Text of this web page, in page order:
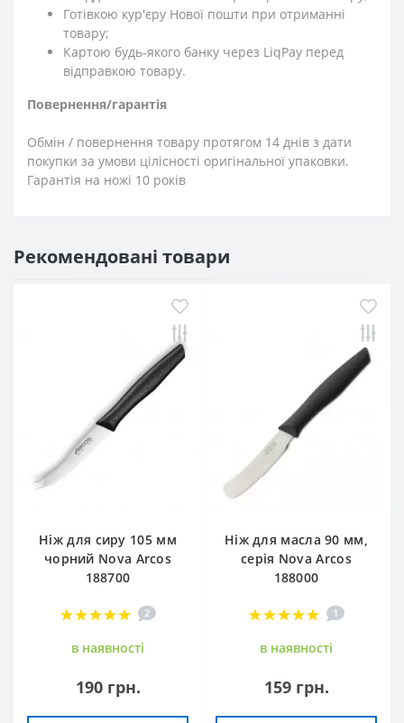
Готівкою кур'єру Нової пошти при отриманні
товару;
Картою будь-якого банку через LiqPay перед
відправкою товару.
Повернення/гарантія
Обмін / повернення товару протягом 14 днів з дати
покупки за умови цілісності оригінальної упаковки.
Гарантія на ножі 10 років
Рекомендовані товари
Ніж для сиру 105 мм
чорний Nova Arcos
188700
2
в наявностi
190 грн.
Ніж для масла 90 мм,
серія Nova Arcos
188000
1
в наявностi
159 грн.